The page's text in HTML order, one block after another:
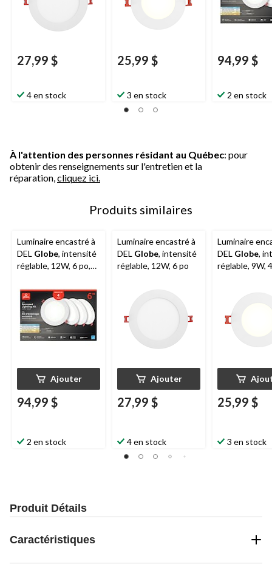
27,99 $
4 en stock
25,99 $
3 en stock
94,99 $
2 en stock
À l'attention des personnes résidant au Québec: pour
obtenir des renseignements sur l'entretien et la
réparation, cliquez ici.
Produits similaires
Luminaire encastré à
DEL Globe, intensité
réglable, 12W, 6 po,
Ajouter
94,99 $
2 en stock
Luminaire encastré à
DEL Globe, intensité
réglable, 12W, 6 po
Ajouter
27,99 $
4 en stock
Luminaire
DEL Globe,
réglable, 9W,
25,99 $
3 en stock
Produit Détails
Caractéristiques